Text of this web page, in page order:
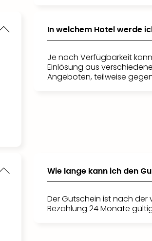
In welchem Hotel werde
Je nach Verfügbarkeit
Einlösung aus
Angeboten, teilweise
Wie lange kann ich den
Der Gutschein ist nach der
Bezahlung 24 Monate